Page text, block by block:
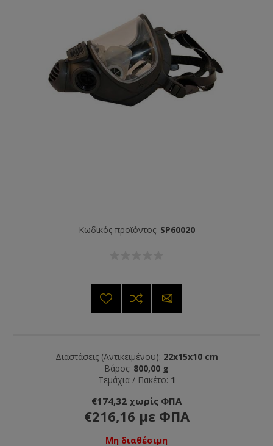
Κωδικός προϊόντος: SP60020
Διαστάσεις (Αντικειμένου): 22x15x10 cm
Βάρος: 800,00 g
Τεμάχια / Πακέτο: 1
€174,32 χωρίς ΦΠΑ
€216,16 με ΦΠΑ
Μη διαθέσιμη